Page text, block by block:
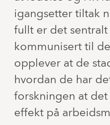
igangsetter tiltak
fullt er det
kommunisert til
opplever at de
hvordan de har
forskningen at
effekt på